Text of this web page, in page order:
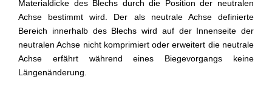
Materialdicke des Blechs durch die Position der neutralen
Achse bestimmt wird. Der als neutrale Achse definierte
Bereich innerhalb des Blechs wird auf der Innenseite der
neutralen Achse nicht komprimiert oder erweitert die neutrale
Achse erfährt während eines Biegevorgangs keine
Längenänderung.